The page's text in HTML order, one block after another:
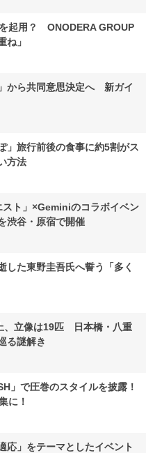
起用？ ONODERA GROUP
ね」
から共同意思決定へ 新ガイ
」旅行前後の食事に約5割がス
方法
ト」×Geminiのコラボイベン
渋谷・原宿で開催
した東野圭吾氏へ誓う「多く
、立像は19匹 日本橋・八重
る謎解き
」で圧巻のスタイルを披露！
に！
応」をテーマとしたイベント